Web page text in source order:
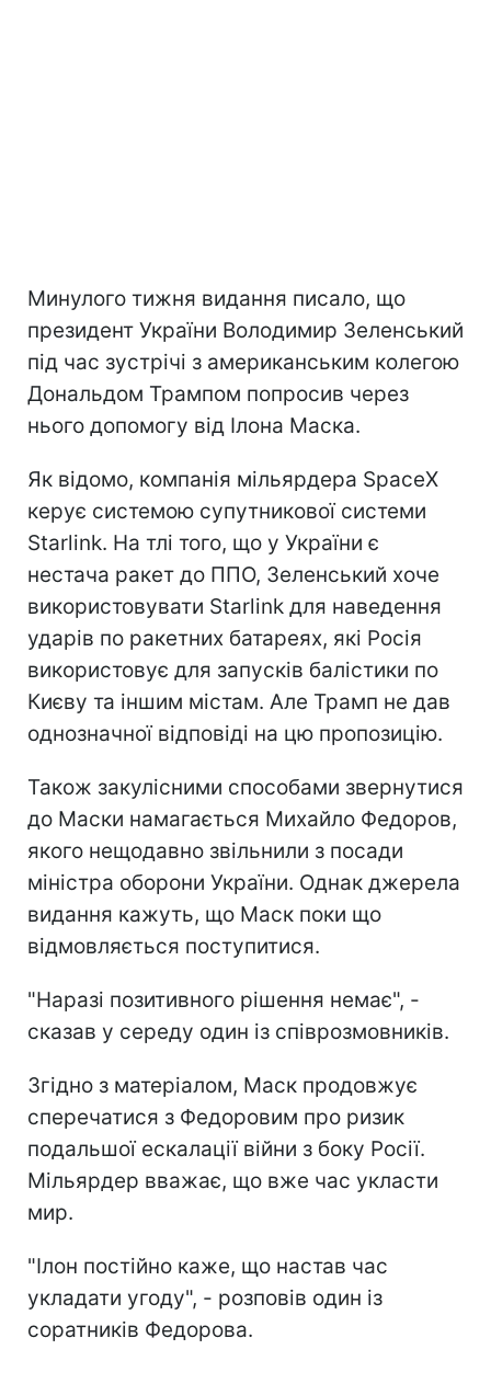
Минулого тижня видання писало, що
президент України Володимир Зеленський
під час зустрічі з американським колегою
Дональдом Трампом попросив через
нього допомогу від Ілона Маска.
Як відомо, компанія мільярдера SpaceX
керує системою супутникової системи
Starlink. На тлі того, що у України є
нестача ракет до ППО, Зеленський хоче
використовувати Starlink для наведення
ударів по ракетних батареях, які Росія
використовує для запусків балістики по
Києву та іншим містам. Але Трамп не дав
однозначної відповіді на цю пропозицію.
Також закулісними способами звернутися
до Маски намагається Михайло Федоров,
якого нещодавно звільнили з посади
міністра оборони України. Однак джерела
видання кажуть, що Маск поки що
відмовляється поступитися.
"Наразі позитивного рішення немає", -
сказав у середу один із співрозмовників.
Згідно з матеріалом, Маск продовжує
сперечатися з Федоровим про ризик
подальшої ескалації війни з боку Росії.
Мільярдер вважає, що вже час укласти
мир.
"Ілон постійно каже, що настав час
укладати угоду", - розповів один із
соратників Федорова.